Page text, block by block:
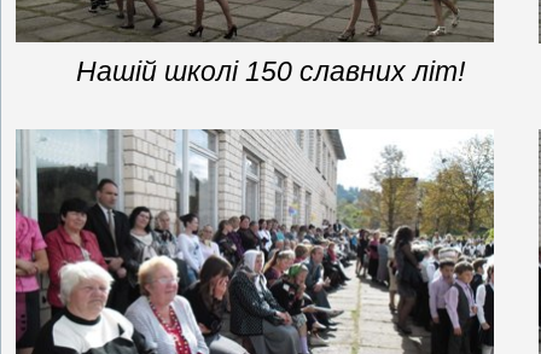
Нашій школі 150 славних літ!